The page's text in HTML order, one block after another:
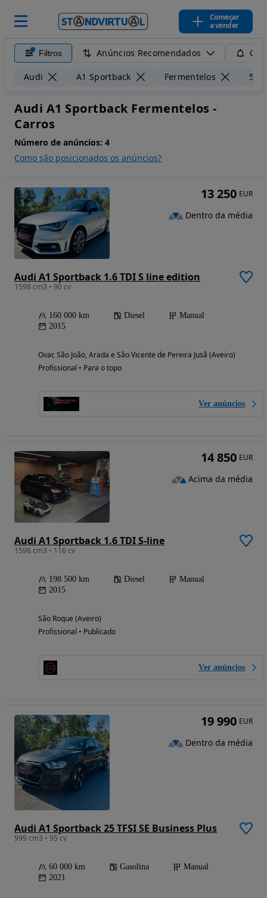
Começar
a vender
Filtros Anúncios Recomendados
Audi A1 Sportback Fermentelos 50
Audi A1 Sportback Fermentelos -
Carros
Número de anúncios: 4
Como são posicionados os anúncios?
Audi A1 Sportback 1.6 TDI S line edition
1598 cm3 • 90 cv
160 000 km Diesel
Manual
2015
Ovar, São João, Arada e São Vicente de Pereira Jusã (Aveiro)
Profissional • Para o topo
Ver anúncios
13 250 EUR
Dentro da média
Audi A1 Sportback 1.6 TDI S-line
1598 cm3 • 116 cv
198 500 km Diesel
Manual
2015
São Roque (Aveiro)
Profissional • Publicado
Ver anúncios
14 850 EUR
Acima da média
Audi A1 Sportback 25 TFSI SE Business Plus
999 cm3 • 95 cv
60 000 km Gasolina
Manual
2021
19 990 EUR
Dentro da média